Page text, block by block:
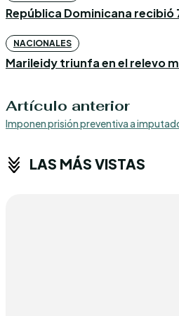
República Dominicana
NACIONALES
Marileidy triunfa en el relevo
Artículo anterior
Imponen prisión preventiva a
LAS MÁS VISTAS